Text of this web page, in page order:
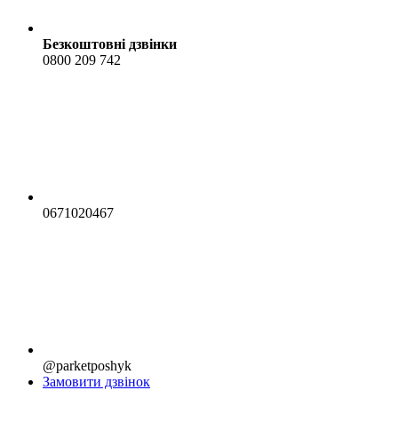
Безкоштовні дзвінки
0800 209 742
0671020467
@parketposhyk
Замовити дзвінок